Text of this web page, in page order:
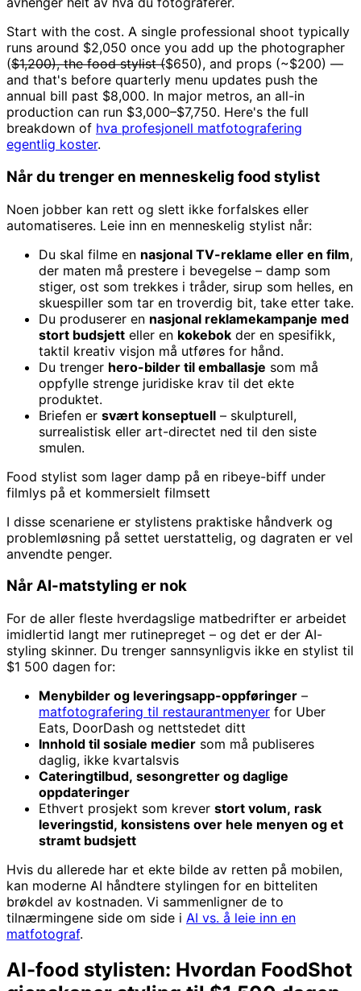
Start with the cost. A single professional shoot typically
runs around $2,050 once you add up the photographer
($1,200), the food stylist ($650), and props (~$200) —
and that's before quarterly menu updates push the
annual bill past $8,000. In major metros, an all-in
production can run $3,000–$7,750. Here's the full
breakdown of hva profesjonell matfotografering
egentlig koster.
Når du trenger en menneskelig food stylist
Noen jobber kan rett og slett ikke forfalskes eller
automatiseres. Leie inn en menneskelig stylist når:
Du skal filme en nasjonal TV-reklame eller en film,
der maten må prestere i bevegelse – damp som
stiger, ost som trekkes i tråder, sirup som helles, en
skuespiller som tar en troverdig bit, take etter take.
Du produserer en nasjonal reklamekampanje med
stort budsjett eller en kokebok der en spesifikk,
taktil kreativ visjon må utføres for hånd.
Du trenger hero-bilder til emballasje som må
oppfylle strenge juridiske krav til det ekte
produktet.
Briefen er svært konseptuell – skulpturell,
surrealistisk eller art-directet ned til den siste
smulen.
Food stylist som lager damp på en ribeye-biff under
filmlys på et kommersielt filmsett
I disse scenariene er stylistens praktiske håndverk og
problemløsning på settet uerstattelig, og dagraten er vel
anvendte penger.
Når AI-matstyling er nok
For de aller fleste hverdagslige matbedrifter er arbeidet
imidlertid langt mer rutinepreget – og det er der AI-
styling skinner. Du trenger sannsynligvis ikke en stylist til
$1 500 dagen for:
Menybilder og leveringsapp-oppføringer –
matfotografering til restaurantmenyer for Uber
Eats, DoorDash og nettstedet ditt
Innhold til sosiale medier som må publiseres
daglig, ikke kvartalsvis
Cateringtilbud, sesongretter og daglige
oppdateringer
Ethvert prosjekt som krever stort volum, rask
leveringstid, konsistens over hele menyen og et
stramt budsjett
Hvis du allerede har et ekte bilde av retten på mobilen,
kan moderne AI håndtere stylingen for en bitteliten
brøkdel av kostnaden. Vi sammenligner de to
tilnærmingene side om side i AI vs. å leie inn en
matfotograf.
AI-food stylisten: Hvordan FoodShot